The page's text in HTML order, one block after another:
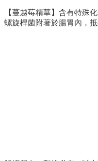
【蔓越莓精華】含有特殊
螺旋桿菌附著於腸胃內，